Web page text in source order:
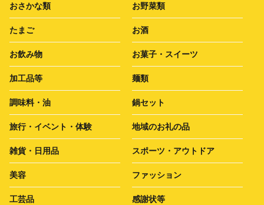
おさかな類 お野菜類
たまご お酒
お飲み物 お菓子・スイーツ
加工品等 麺類
調味料・油 鍋セット
旅行・イベント・体験 地域のお礼の品
雑貨・日用品 スポーツ・アウトドア
美容 ファッション
工芸品 感謝状等